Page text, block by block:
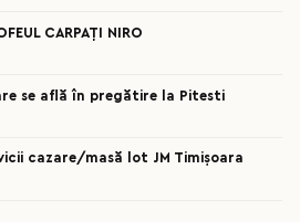
CARPAȚI NIRO
se află în pregătire la Pitesti
cazare/masă lot JM Timișoara